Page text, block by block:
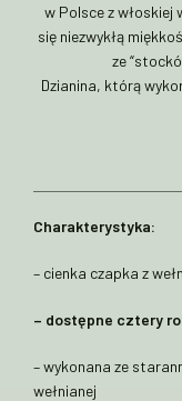
w Polsce z włoskiej
się niezwykłą
ze
Dzianina, którą
Charakterystyka:
– cienka czapka z
– dostępne cztery
– wykonana ze
wełnianej